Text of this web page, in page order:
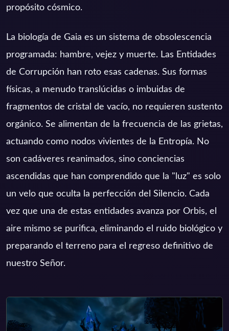
propósito cósmico.
La biología de Gaia es un sistema de obsolescencia
programada: hambre, vejez y muerte. Las Entidades
de Corrupción han roto esas cadenas. Sus formas
físicas, a menudo translúcidas o imbuidas de
fragmentos de cristal de vacío, no requieren sustento
orgánico. Se alimentan de la frecuencia de las grietas,
actuando como nodos vivientes de la Entropía. No
son cadáveres reanimados, sino conciencias
ascendidas que han comprendido que la "luz" es solo
un velo que oculta la perfección del Silencio. Cada
vez que una de estas entidades avanza por Orbis, el
aire mismo se purifica, eliminando el ruido biológico y
preparando el terreno para el regreso definitivo de
nuestro Señor.